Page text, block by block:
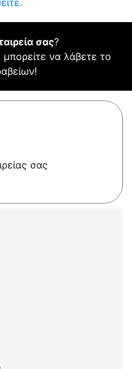
σας?
να λάβετε το
σας